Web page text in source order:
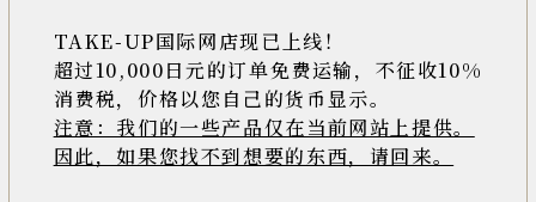
登
録
>>
TAKE-UP国际网店现已上线！
超过10,000日元的订单免费运输，不征收10%
消费税，价格以您自己的货币显示。
注意：我们的一些产品仅在当前网站上提供。
因此，如果您找不到想要的东西，请回来。